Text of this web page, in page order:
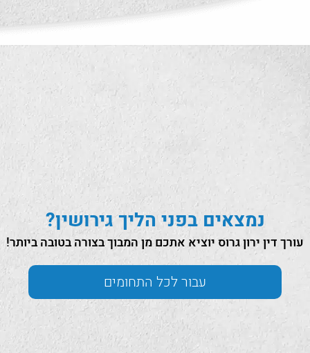
נמצאים בפני הליך גירושין?
עורך דין ירון גרוס יוציא אתכם מן המבוך בצורה בטובה ביותר!
עבור לכל התחומים